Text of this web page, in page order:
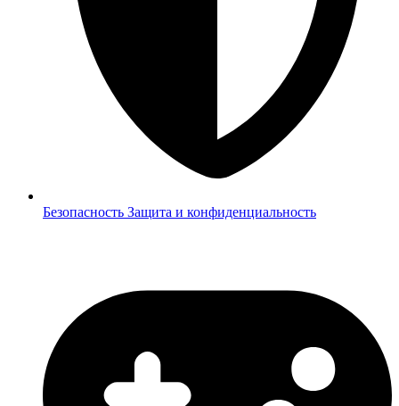
Безопасность Защита и конфиденциальность